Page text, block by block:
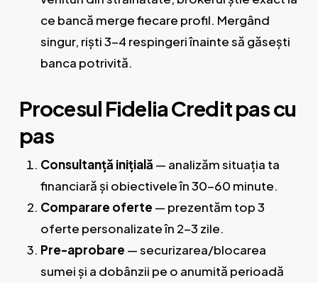
ce bancă merge fiecare profil. Mergând
singur, riști 3-4 respingeri înainte să găsești
banca potrivită.
Procesul Fidelia Credit pas cu
pas
Consultanță inițială — analizăm situația ta
financiară și obiectivele în 30-60 minute.
Comparare oferte — prezentăm top 3
oferte personalizate în 2-3 zile.
Pre-aprobare — securizarea/blocarea
sumei și a dobânzii pe o anumită perioadă